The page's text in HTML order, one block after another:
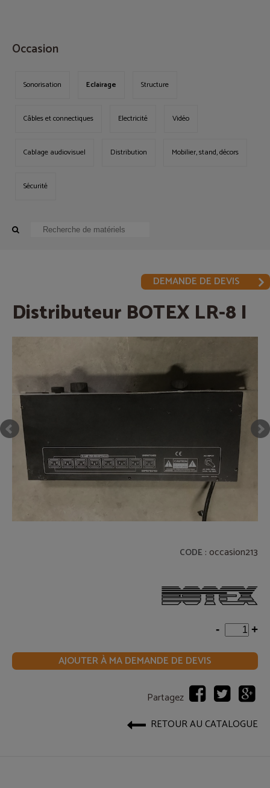
Occasion
Sonorisation Eclairage Structure
Câbles et connectiques Electricité Vidéo
Cablage audiovisuel Distribution Mobilier, stand, décors
Sécurité
DEMANDE DE DEVIS
Distributeur BOTEX LR-8 I
CODE : occasion213
- +
AJOUTER À MA DEMANDE DE DEVIS
Partagez
RETOUR AU CATALOGUE